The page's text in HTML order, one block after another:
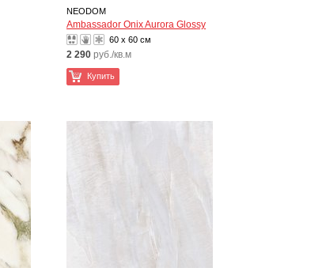
NEODOM
Ambassador Onix Aurora Glossy
60 x 60 см
2 290 руб./кв.м
Купить